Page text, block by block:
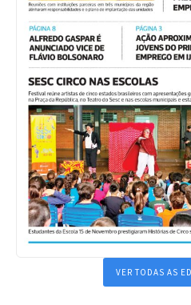
VER TODAS AS